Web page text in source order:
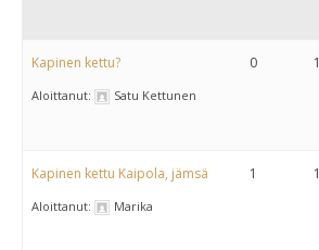
Kapinen kettu?
Aloittanut: Satu Kettunen
0 1
Kapinen kettu Kaipola, jämsä
Aloittanut: Marika
1 1